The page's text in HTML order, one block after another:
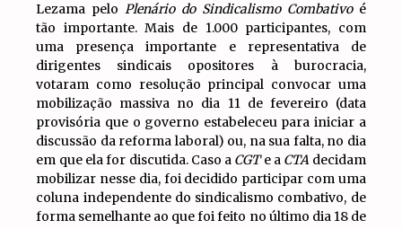
Lezama peloPlenário do Sindicalismo Combativoé
tão importante. Mais de 1.000 participantes, com
uma presença importante e representativa de
dirigentes sindicais opositores à burocracia,
votaram como resolução principal convocar uma
mobilização massiva no dia 11 de fevereiro (data
provisória que o governo estabeleceu para iniciar a
discussão da reforma laboral) ou, na sua falta, no dia
em que ela for discutida. Caso a CGTe a CTA decidam
mobilizar nesse dia, foi decidido participar com uma
coluna independente do sindicalismo combativo, de
forma semelhante ao que foi feito no último dia 18 de